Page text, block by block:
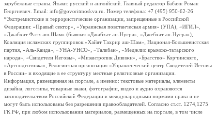
зарубежные страны. Языки: русский и английский. Главный редактор Бабаян Роман
Георгиевич. Email: info@govoritmoskva.ru. Номер телефона: +7 (495) 950-62-26
*Экстремистские и террористические организации, запрещенные в Российской
Федерации: «Правый сектор», «Украинская повстанческая армия» (УПА), «ИГИЛ»,
«Джабхат Фатх аш-Шам» (бывшая «Джабхат ан-Нусра», «Джебхат ан-Нусра»),
Коалиция исламских группировок «Хайят Тахрир аш-Шам», Национал-Большевистская
партия, «Аль-Каида», «УНА-УНСО», «Талибан», «Меджлис крымско-татарского
народа», «Свидетели Иеговы», «Мизантропик Дивижн», «Братство» Корчинского,
«Артподготовка», Религиозная организация «Управленческий центр Свидетелей Иеговы
в России» и входящие в ее структуру местные религиозные организации.
Информация, размещенная на портале, а именно: текстовые материалы, элементы
дизайна, логотипы, товарные знаки, фотографии, видео и аудио охраняются
законодательством Российской Федерации и международными нормами права и не
могут быть использованы без разрешения правообладателей. Согласно ст.ст. 1274,1275
ГК РФ, при любом использовании материалов, размещенных на портале, в том числе